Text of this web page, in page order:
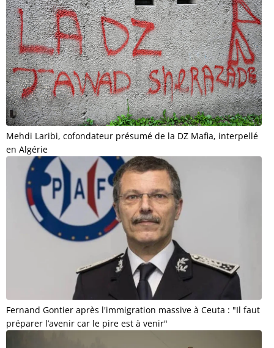
Mehdi Laribi, cofondateur présumé de la DZ Mafia, interpellé
en Algérie
Fernand Gontier après l'immigration massive à Ceuta : "Il faut
préparer l’avenir car le pire est à venir"